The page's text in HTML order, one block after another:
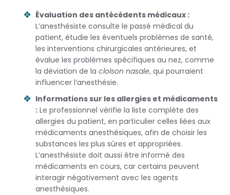
Évaluation des antécédents médicaux :
L’anesthésiste consulte le passé médical du
patient, étudie les éventuels problèmes de santé,
les interventions chirurgicales antérieures, et
évalue les problèmes spécifiques au nez, comme
la déviation de la cloison nasale, qui pourraient
influencer l’anesthésie.
Informations sur les allergies et médicaments
: Le professionnel vérifie la liste complète des
allergies du patient, en particulier celles liées aux
médicaments anesthésiques, afin de choisir les
substances les plus sûres et appropriées.
L’anesthésiste doit aussi être informé des
médicaments en cours, car certains peuvent
interagir négativement avec les agents
anesthésiques.